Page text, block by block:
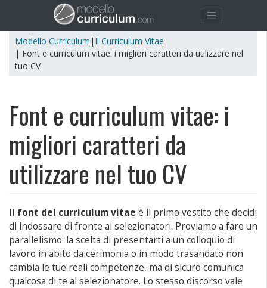
Modello Curriculum | Il Curriculum Vitae
| Font e curriculum vitae: i migliori caratteri da utilizzare nel
tuo CV
Font e curriculum vitae: i
migliori caratteri da
utilizzare nel tuo CV
Il font del curriculum vitae è il primo vestito che decidi
di indossare di fronte ai selezionatori. Proviamo a fare un
parallelismo: la scelta di presentarti a un colloquio di
lavoro in abito da cerimonia o in modo trasandato non
cambia le tue reali competenze, ma di sicuro comunica
qualcosa di te al selezionatore. Lo stesso discorso vale